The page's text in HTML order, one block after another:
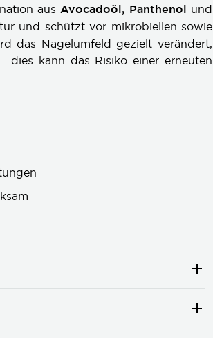
ausAvocadoöl, Panthenol und
und schützt vor mikrobiellen sowie
das Nagelumfeld gezielt verändert,
dies kann das Risiko einer erneuten